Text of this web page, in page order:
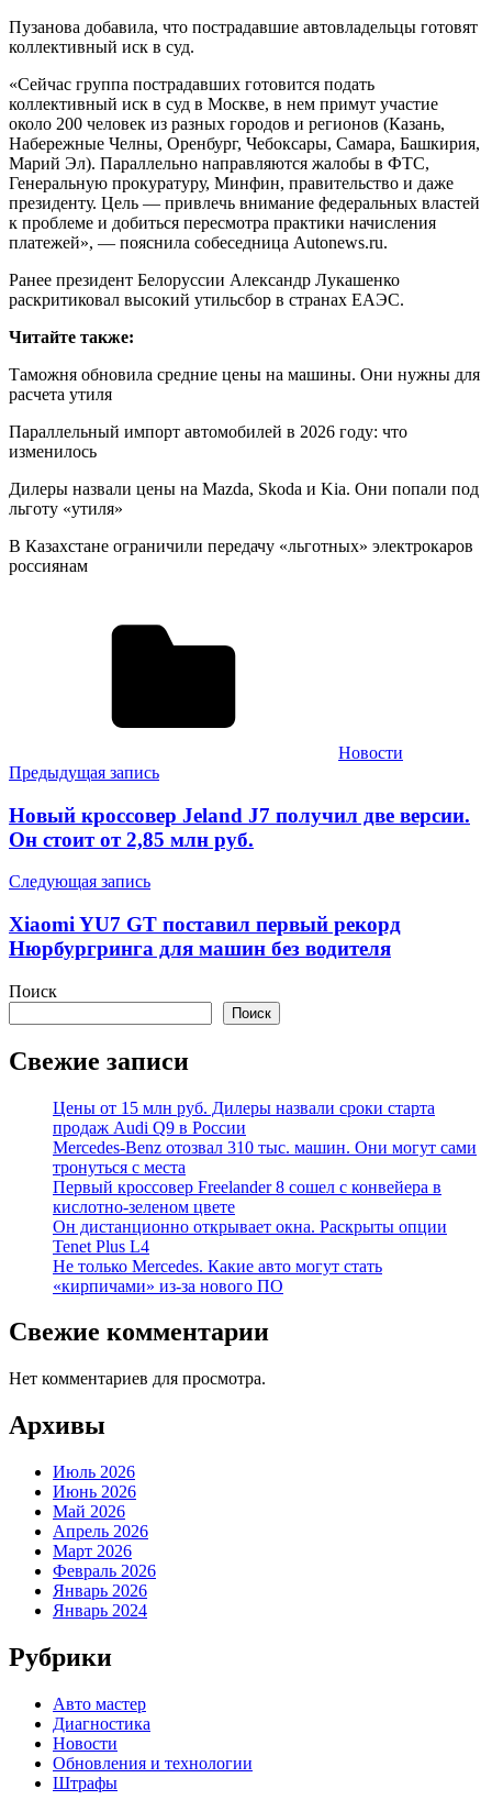
Пузанова добавила, что пострадавшие автовладельцы готовят
коллективный иск в суд.
«Сейчас группа пострадавших готовится подать
коллективный иск в суд в Москве, в нем примут участие
около 200 человек из разных городов и регионов (Казань,
Набережные Челны, Оренбург, Чебоксары, Самара, Башкирия,
Марий Эл). Параллельно направляются жалобы в ФТС,
Генеральную прокуратуру, Минфин, правительство и даже
президенту. Цель — привлечь внимание федеральных властей
к проблеме и добиться пересмотра практики начисления
платежей», — пояснила собеседница Autonews.ru.
Ранее президент Белоруссии Александр Лукашенко
раскритиковал высокий утильсбор в странах ЕАЭС.
Читайте также:
Таможня обновила средние цены на машины. Они нужны для
расчета утиля
Параллельный импорт автомобилей в 2026 году: что
изменилось
Дилеры назвали цены на Mazda, Skoda и Kia. Они попали под
льготу «утиля»
В Казахстане ограничили передачу «льготных» электрокаров
россиянам
Новости
Навигация
по
записям
Предыдущая запись
Новый кроссовер Jeland J7 получил две версии.
Он стоит от 2,85 млн руб.
Следующая запись
Xiaomi YU7 GT поставил первый рекорд
Нюрбургринга для машин без водителя
Поиск
Поиск
Свежие записи
Цены от 15 млн руб. Дилеры назвали сроки старта
продаж Audi Q9 в России
Mercedes-Benz отозвал 310 тыс. машин. Они могут сами
тронуться с места
Первый кроссовер Freelander 8 сошел с конвейера в
кислотно-зеленом цвете
Он дистанционно открывает окна. Раскрыты опции
Tenet Plus L4
Не только Mercedes. Какие авто могут стать
«кирпичами» из-за нового ПО
Свежие комментарии
Нет комментариев для просмотра.
Архивы
Июль 2026
Июнь 2026
Май 2026
Апрель 2026
Март 2026
Февраль 2026
Январь 2026
Январь 2024
Рубрики
Авто мастер
Диагностика
Новости
Обновления и технологии
Штрафы